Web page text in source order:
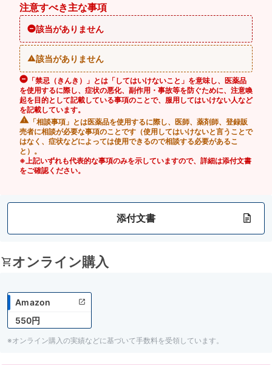
注意すべき主な事項
該当がありません
該当がありません
「禁忌（きんき）」とは「してはいけないこと」を意味し、医薬品
を使用するに際し、症状の悪化、副作用・事故等を防ぐために、注意喚
起を目的として記載している事項のことで、服用してはいけない人など
を記載しています。
「相談事項」とは医薬品を使用するに際し、医師、薬剤師、登録販
売者に相談が必要な事項のことです（使用してはいけないと言うことで
はなく、症状などによっては使用できるので相談する必要があるこ
と）。
※上記いずれも代表的な事項のみを示していますので、詳細は添付文書
をご確認ください。
添付文書
オンライン購入
Amazon
550円
※オンライン購入の実績などに基づいて手数料を受領しています。